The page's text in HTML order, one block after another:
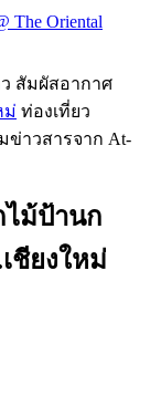
The Oriental
สัมผัสอากาศ
ม่ ท่องเที่ยว
ข่าวสารจาก At-
ม้ป้านก
ชียงใหม่